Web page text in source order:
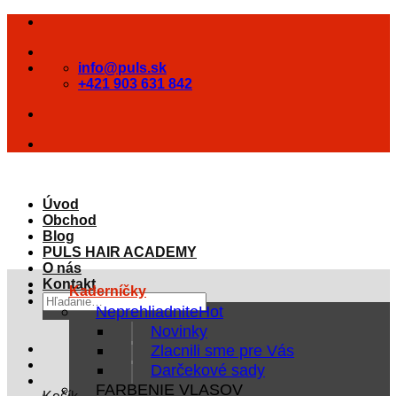
Skip
content
info@puls.sk
+421 903 631 842
Úvod
Obchod
Blog
PULS HAIR ACADEMY
O nás
Kontakt
Hľadať:
Kaderníčky
Neprehliadnite
Novinky
Zlacnili sme pre Vás
Darčekové sady
FARBENIE VLASOV